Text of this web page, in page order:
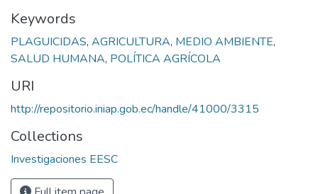
Keywords
PLAGUICIDAS, AGRICULTURA, MEDIO AMBIENTE,
SALUD HUMANA, POLÍTICA AGRÍCOLA
URI
http://repositorio.iniap.gob.ec/handle/41000/3315
Collections
Investigaciones EESC